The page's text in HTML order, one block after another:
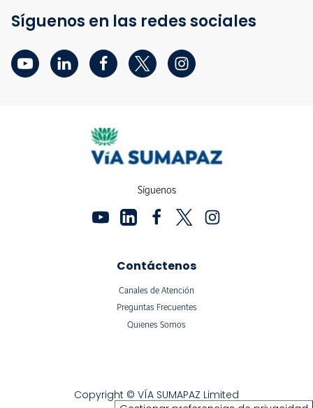
Síguenos en las redes sociales
Síguenos
Contáctenos
Canales de Atención
Preguntas Frecuentes
Quienes Somos
Copyright © VÍA SUMAPAZ Limited